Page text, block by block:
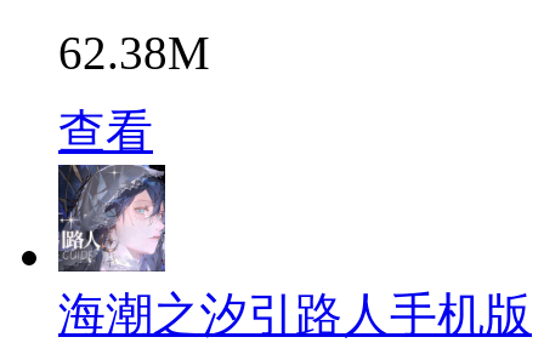
62.38M
查看
海潮之汐引路人手机版